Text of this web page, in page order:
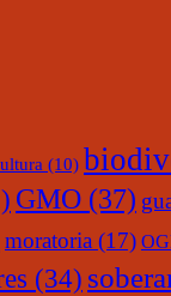
(10)
GMO (37)
moratoria (17)
(34)